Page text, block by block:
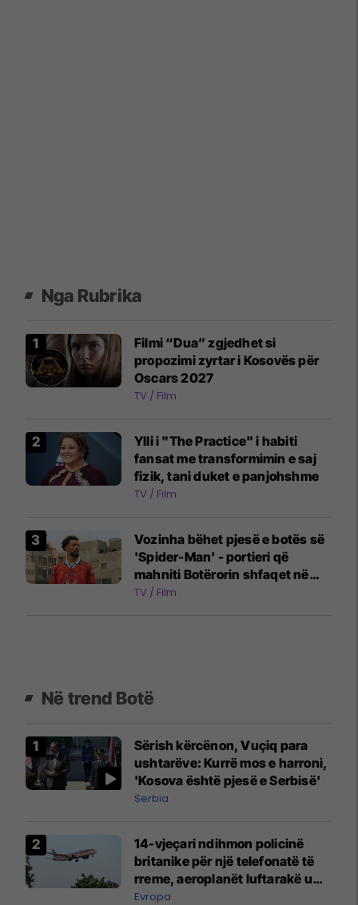
Nga Rubrika
Filmi “Dua” zgjedhet si
propozimi zyrtar i Kosovës për
Oscars 2027
TV / Film
Ylli i "The Practice" i habiti
fansat me transformimin e saj
fizik, tani duket e panjohshme
TV / Film
Vozinha bëhet pjesë e botës së
'Spider-Man' - portieri që
mahniti Botërorin shfaqet në
reklamën e filmit të ri
TV / Film
Në trend Botë
Sërish kërcënon, Vuçiq para
ushtarëve: Kurrë mos e harroni,
'Kosova është pjesë e Serbisë'
Serbia
14-vjeçari ndihmon policinë
britanike për një telefonatë të
rreme, aeroplanët luftarakë u
ngritën në ajër për të
Evropa